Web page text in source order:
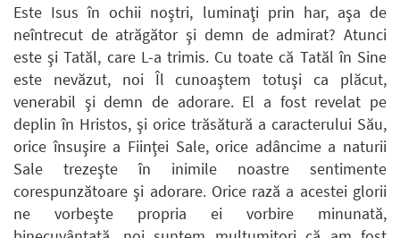
Este Isus în ochii noştri, luminaţi prin har, aşa de
neîntrecut de atrăgător şi demn de admirat? Atunci
este şi Tatăl, care L-a trimis. Cu toate că Tatăl în Sine
este nevăzut, noi Îl cunoaştem totuşi ca plăcut,
venerabil şi demn de adorare. El a fost revelat pe
deplin în Hristos, şi orice trăsătură a caracterului Său,
orice însuşire a Fiinţei Sale, orice adâncime a naturii
Sale trezeşte în inimile noastre sentimente
corespunzătoare şi adorare. Orice rază a acestei glorii
ne vorbeşte propria ei vorbire minunată,